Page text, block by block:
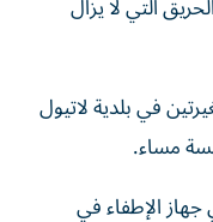
في بلدية لاتيول
مساء.
الإطفاء في